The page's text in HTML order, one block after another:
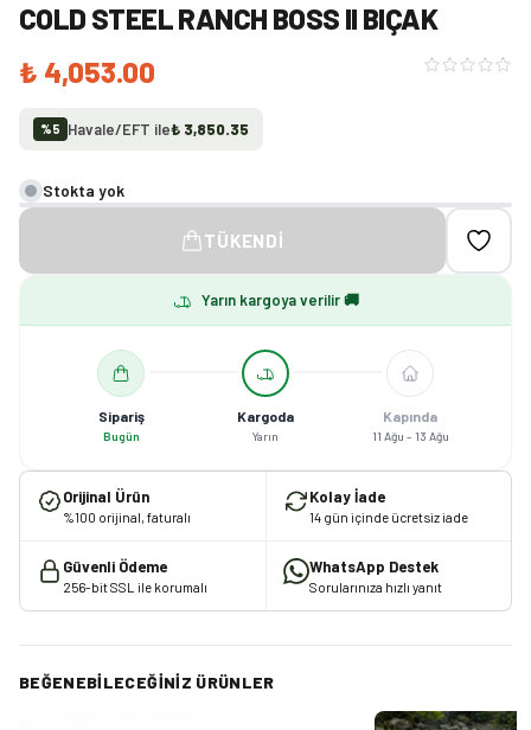
COLD STEEL RANCH BOSS II BIÇAK
₺ 4,053.00
%5 Havale/EFT ile₺ 3,850.35
Stokta yok
TÜKENDI
Yarın kargoya verilir 🚚
Sipariş
Bugün
Kargoda
Yarın
Kapında
11 Ağu – 13 Ağu
Orijinal Ürün
%100 orijinal, faturalı
Kolay İade
14 gün içinde ücretsiz iade
Güvenli Ödeme
256-bit SSL ile korumalı
WhatsApp Destek
Sorularınıza hızlı yanıt
BEĞENEBILECEĞINIZ ÜRÜNLER